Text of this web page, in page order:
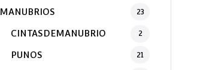
MANUBRIOS 23
CINTASDEMANUBRIO 2
PUNOS 21